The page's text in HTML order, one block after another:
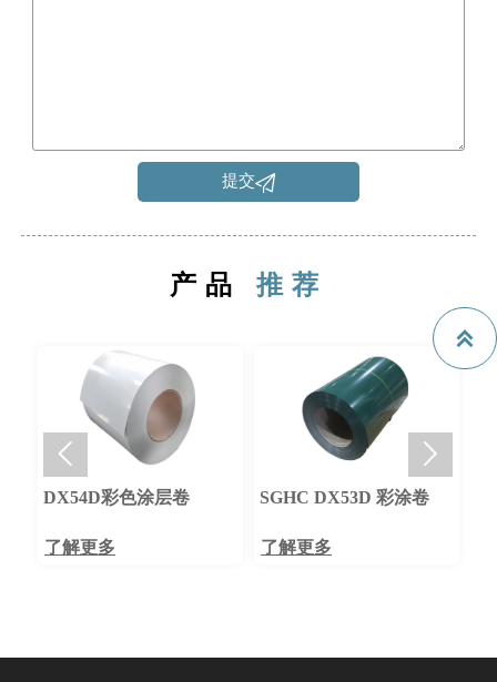
提交
产品 推荐
SGHC DX53D 彩涂卷
了解更多
彩色涂层卷
了解更多
 
